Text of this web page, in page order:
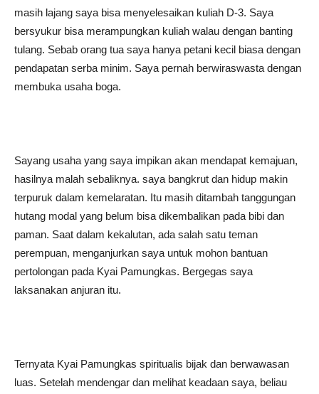
masih lajang saya bisa menyelesaikan kuliah D-3. Saya
bersyukur bisa merampungkan kuliah walau dengan banting
tulang. Sebab orang tua saya hanya petani kecil biasa dengan
pendapatan serba minim. Saya pernah berwiraswasta dengan
membuka usaha boga.
Sayang usaha yang saya impikan akan mendapat kemajuan,
hasilnya malah sebaliknya. saya bangkrut dan hidup makin
terpuruk dalam kemelaratan. Itu masih ditambah tanggungan
hutang modal yang belum bisa dikembalikan pada bibi dan
paman. Saat dalam kekalutan, ada salah satu teman
perempuan, menganjurkan saya untuk mohon bantuan
pertolongan pada Kyai Pamungkas. Bergegas saya
laksanakan anjuran itu.
Ternyata Kyai Pamungkas spiritualis bijak dan berwawasan
luas. Setelah mendengar dan melihat keadaan saya, beliau